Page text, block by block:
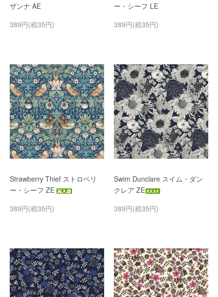
ザンナ AE
389円(税35円)
ー・シーフ LE
389円(税35円)
Strawberry Thief ストロベリ
ー・シーフ ZE
389円(税35円)
Swim Dunclare スイム・ダン
クレア ZE
389円(税35円)